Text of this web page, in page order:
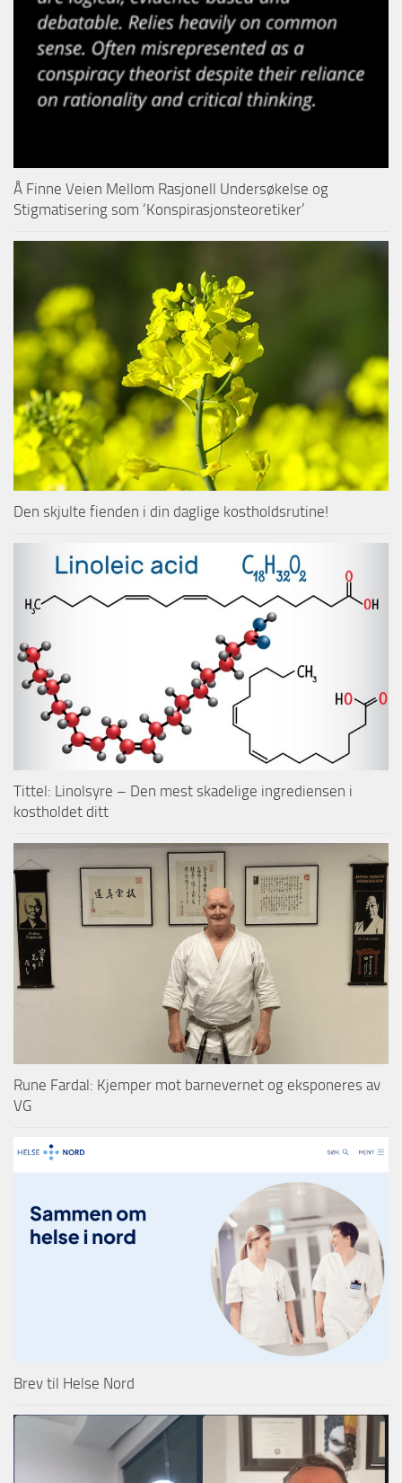
Å Finne Veien Mellom Rasjonell Undersøkelse og
Stigmatisering som ‘Konspirasjonsteoretiker’
Den skjulte fienden i din daglige kostholdsrutine!
Tittel: Linolsyre – Den mest skadelige ingrediensen i
kostholdet ditt
Rune Fardal: Kjemper mot barnevernet og eksponeres av
VG
Brev til Helse Nord